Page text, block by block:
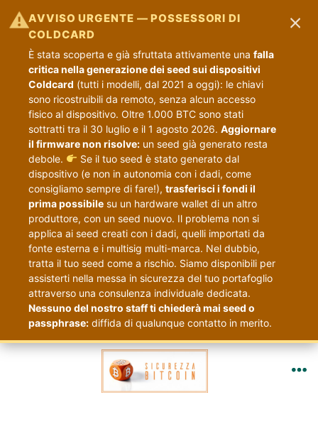
⚠AVVISO URGENTE — POSSESSORI DI
COLDCARD
È stata scoperta e già sfruttata attivamente una falla
critica nella generazione dei seed sui dispositivi
Coldcard (tutti i modelli, dal 2021 a oggi): le chiavi
sono ricostruibili da remoto, senza alcun accesso
fisico al dispositivo. Oltre 1.000 BTC sono stati
sottratti tra il 30 luglio e il 1 agosto 2026. Aggiornare
il firmware non risolve: un seed già generato resta
debole.
Se il tuo seed è stato generato dal
dispositivo (e non in autonomia con i dadi, come
consigliamo sempre di fare!), trasferisci i fondi il
prima possibile su un hardware wallet di un altro
produttore, con un seed nuovo. Il problema non si
applica ai seed creati con i dadi, quelli importati da
fonte esterna e i multisig multi-marca. Nel dubbio,
tratta il tuo seed come a rischio. Siamo disponibili per
assisterti nella messa in sicurezza del tuo portafoglio
attraverso una consulenza individuale dedicata.
Nessuno del nostro staff ti chiederà mai seed o
passphrase: diffida di qualunque contatto in merito.
×
Passa